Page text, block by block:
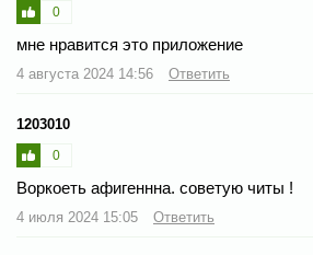
0
мне нравится это приложение
4 августа 2024 14:56 Ответить
1203010
0
Воркоеть афигеннна. советую читы !
4 июля 2024 15:05 Ответить